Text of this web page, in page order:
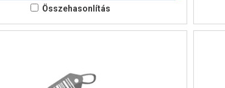
Összehasonlítás